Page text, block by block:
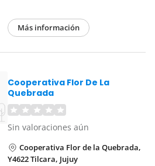
Más información
Cooperativa Flor De La
Quebrada
Sin valoraciones aún
Cooperativa Flor de la Quebrada,
Y4622 Tilcara, Jujuy